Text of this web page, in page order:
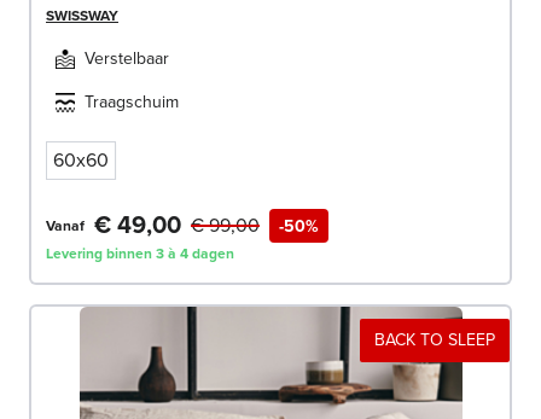
SWISSWAY
Verstelbaar
Traagschuim
60x60
Vanaf € 49,00 -50%
€ 99,00
Levering binnen 3 à 4 dagen
BACK TO SLEEP